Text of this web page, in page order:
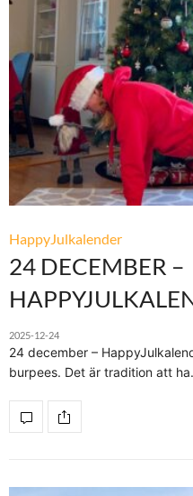
HappyJulkalender
24 DECEMBER –
2025-12-24
24 december –
burpees. Det är tradition att